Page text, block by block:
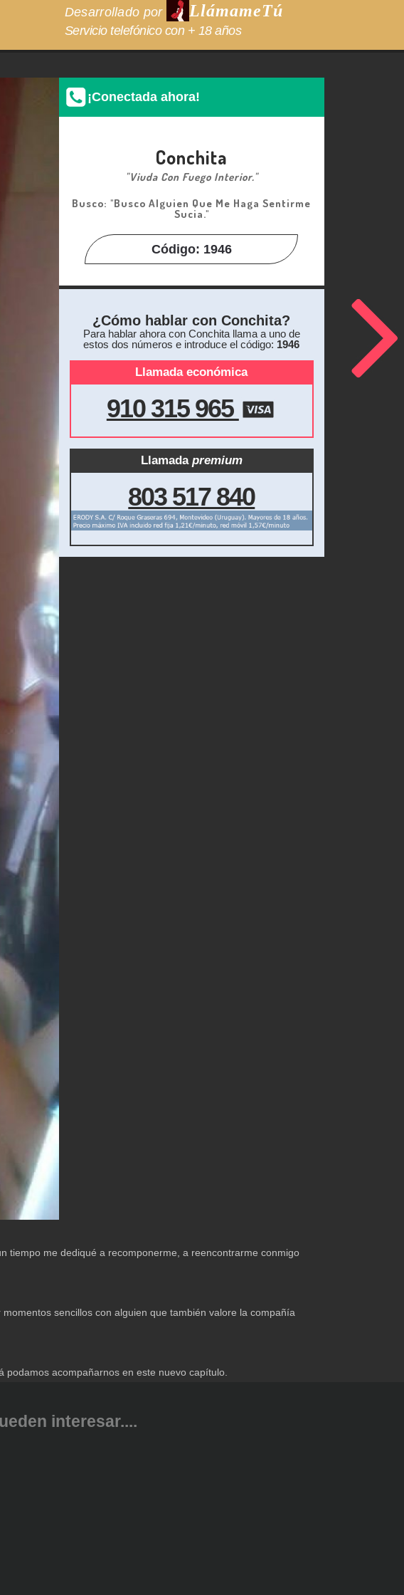
Desarrollado por LlámameTú
Servicio telefónico con + 18 años
¡Conectada ahora!
Conchita
"viuda Con Fuego Interior."
Busco: "busco Alguien Que Me Haga Sentirme
Sucia."
Código: 1946
¿Cómo hablar con Conchita?
Para hablar ahora con Conchita llama a uno de
estos dos números e introduce el código: 1946
Llamada económica
910 315 965
Llamada premium
803 517 840
tiempo me dediqué a recomponerme, a reencontrarme conmigo
sencillos con alguien que también valore la compañía
acompañarnos en este nuevo capítulo.
interesar....